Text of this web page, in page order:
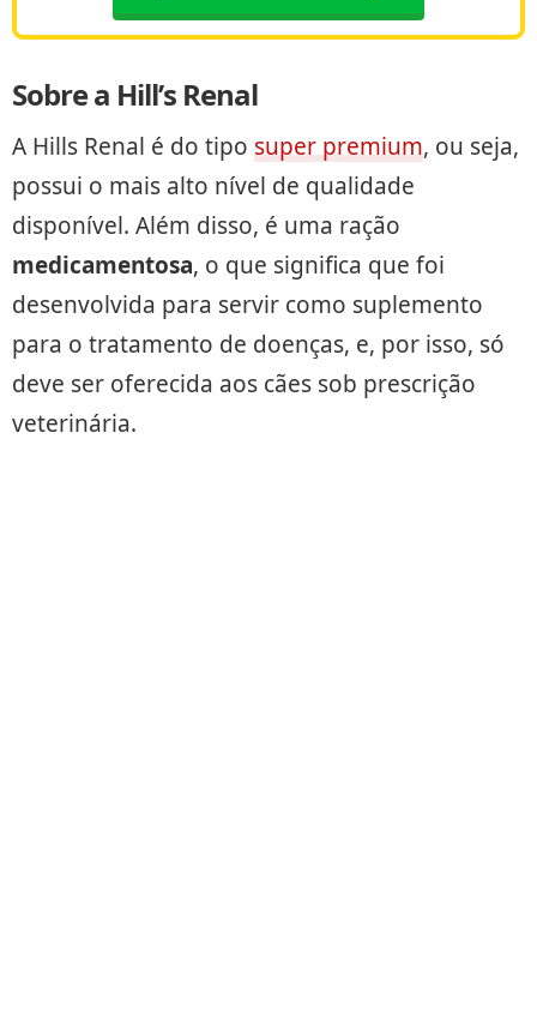
Sobre a Hill’s Renal
A Hills Renal é do tipo super premium, ou seja,
possui o mais alto nível de qualidade
disponível. Além disso, é uma ração
medicamentosa, o que significa que foi
desenvolvida para servir como suplemento
para o tratamento de doenças, e, por isso, só
deve ser oferecida aos cães sob prescrição
veterinária.